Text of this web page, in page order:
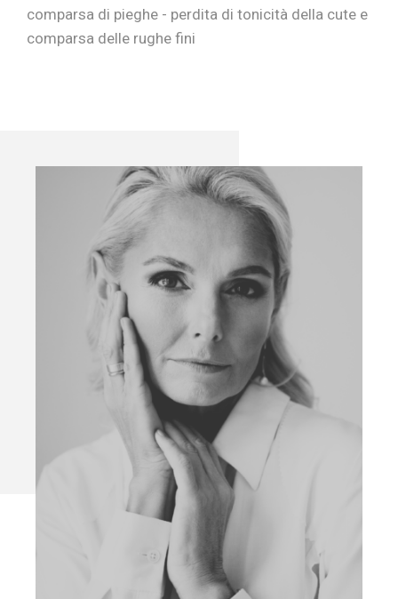
comparsa di pieghe - perdita di tonicità della cute e
comparsa delle rughe fini